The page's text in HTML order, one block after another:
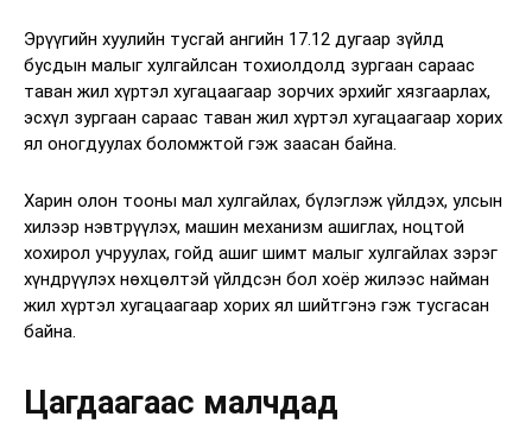
Эрүүгийн хуулийн тусгай ангийн 17.12 дугаар зүйлд
бусдын малыг хулгайлсан тохиолдолд зургаан сараас
таван жил хүртэл хугацаагаар зорчих эрхийг хязгаарлах,
эсхүл зургаан сараас таван жил хүртэл хугацаагаар хорих
ял оногдуулах боломжтой гэж заасан байна.
Харин олон тооны мал хулгайлах, бүлэглэж үйлдэх, улсын
хилээр нэвтрүүлэх, машин механизм ашиглах, ноцтой
хохирол учруулах, гойд ашиг шимт малыг хулгайлах зэрэг
хүндрүүлэх нөхцөлтэй үйлдсэн бол хоёр жилээс найман
жил хүртэл хугацаагаар хорих ял шийтгэнэ гэж тусгасан
байна.
Цагдаагаас малчдад